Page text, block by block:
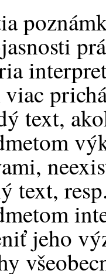
text,
text,
jeho